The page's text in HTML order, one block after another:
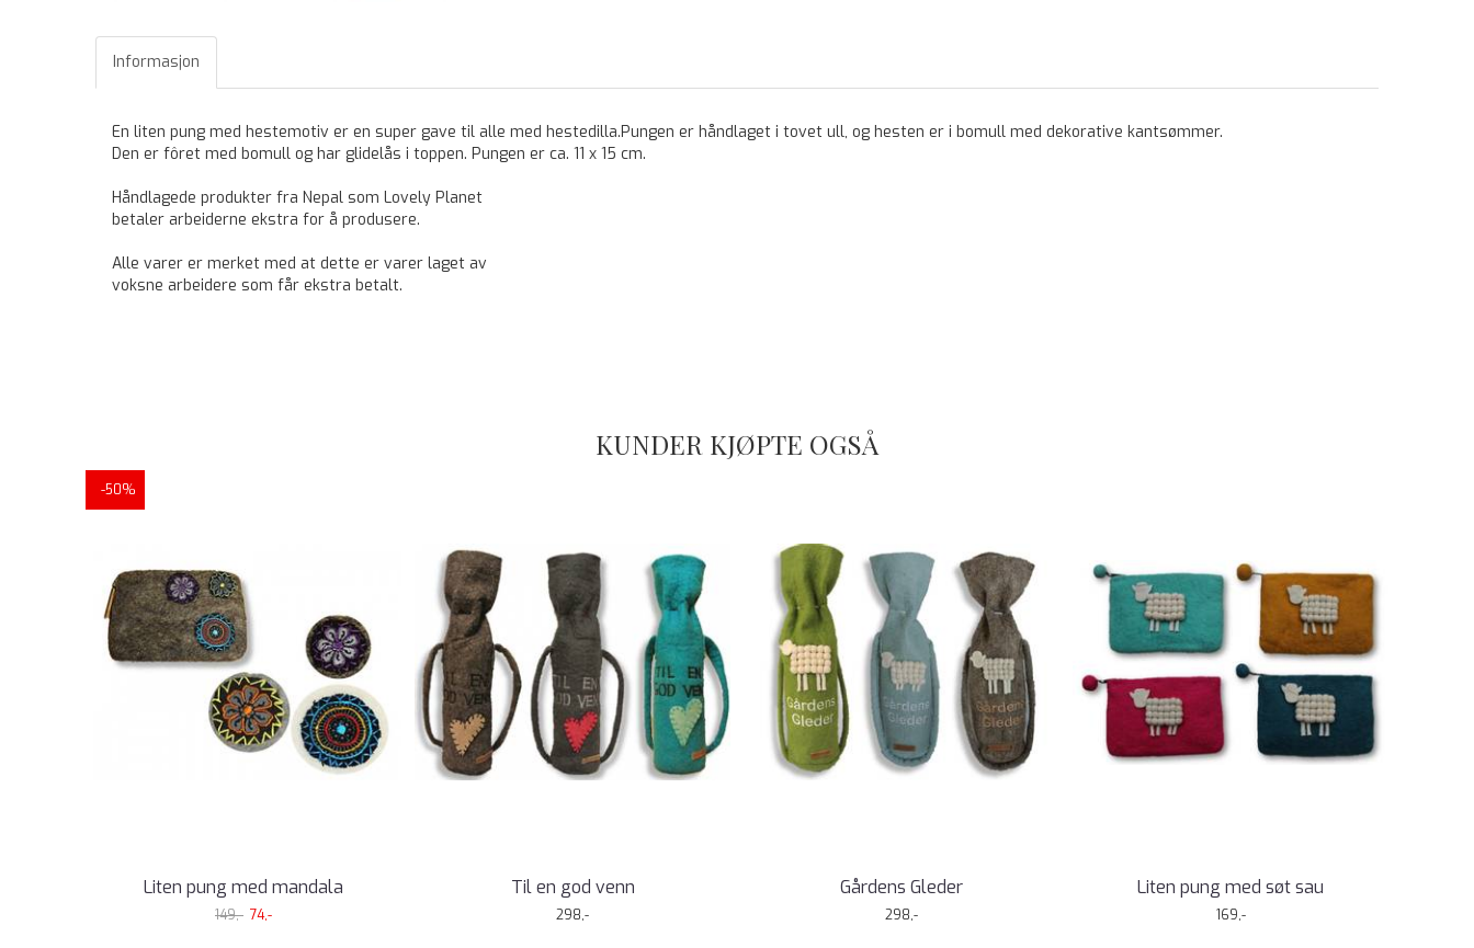
Informasjon
En liten pung med hestemotiv er en super gave til alle med hestedilla.Pungen er håndlaget i tovet ull, og hesten er i bomull med dekorative kantsømmer.
Den er fôret med bomull og har glidelås i toppen. Pungen er ca. 11 x 15 cm.
Håndlagede produkter fra Nepal som Lovely Planet
betaler arbeiderne ekstra for å produsere.
Alle varer er merket med at dette er varer laget av
voksne arbeidere som får ekstra betalt.
KUNDER KJØPTE OGSÅ
-50%
Liten pung med mandala
149,- 74,-
Til en god venn
298,-
Gårdens Gleder
298,-
Liten pung med søt sau
169,-